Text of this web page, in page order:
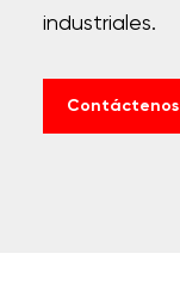
industriales.
Contáctenos